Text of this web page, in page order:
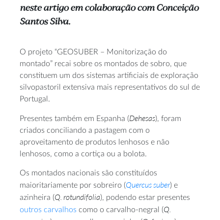
neste artigo em colaboração com Conceição
Santos Silva.
O projeto “GEOSUBER – Monitorização do
montado” recai sobre os montados de sobro, que
constituem um dos sistemas artificiais de exploração
silvopastoril extensiva mais representativos do sul de
Portugal.
Presentes também em Espanha (Dehesas), foram
criados conciliando a pastagem com o
aproveitamento de produtos lenhosos e não
lenhosos, como a cortiça ou a bolota.
Os montados nacionais são constituídos
maioritariamente por sobreiro (Quercus suber) e
azinheira (Q. rotundifolia), podendo estar presentes
outros carvalhos como o carvalho-negral (Q.